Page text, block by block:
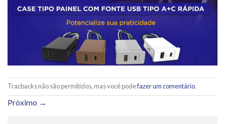
Tracbacks não são permitidos, mas você podefazer um comentário.
Próximo →